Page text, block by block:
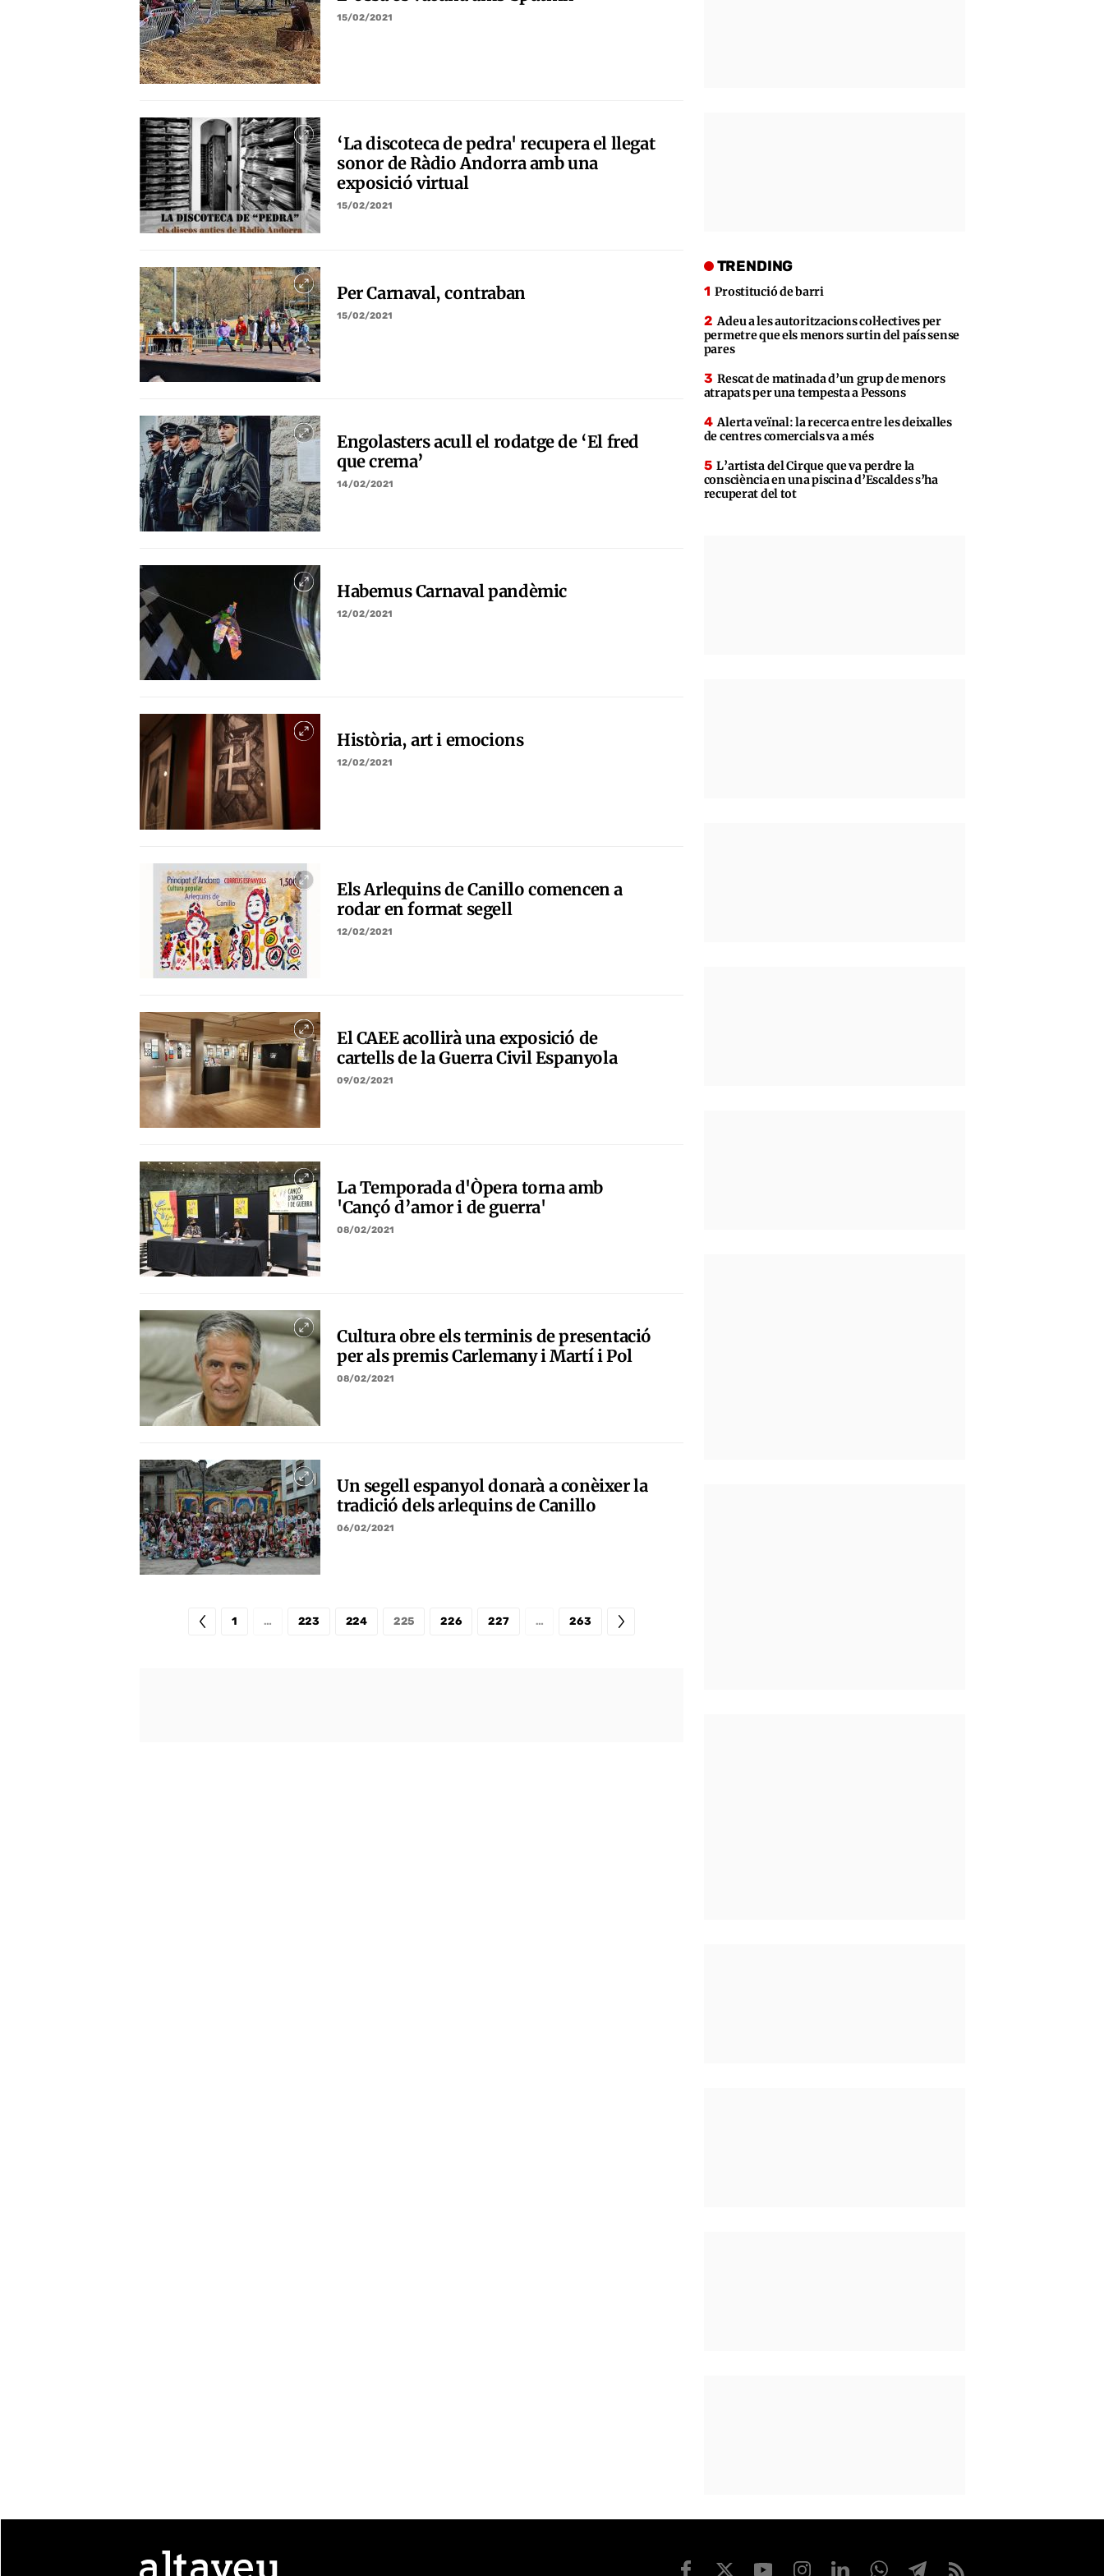
15/02/2021
‘La discoteca de pedra' recupera el llegat
sonor de Ràdio Andorra amb una
exposició virtual
15/02/2021
Per Carnaval, contraban
15/02/2021
Engolasters acull el rodatge de ‘El fred
que crema’
14/02/2021
Habemus Carnaval pandèmic
12/02/2021
Història, art i emocions
12/02/2021
Els Arlequins de Canillo comencen a
rodar en format segell
12/02/2021
El CAEE acollirà una exposició de
cartells de la Guerra Civil Espanyola
09/02/2021
La Temporada d'Òpera torna amb
'Cançó d’amor i de guerra'
08/02/2021
Cultura obre els terminis de presentació
per als premis Carlemany i Martí i Pol
08/02/2021
Un segell espanyol donarà a conèixer la
tradició dels arlequins de Canillo
06/02/2021
1 … 223 224 225 226 227 … 263
TRENDING
Prostitució de barri
Adeu a les autoritzacions col·lectives per
permetre que els menors surtin del país sense
pares
Rescat de matinada d’un grup de menors
atrapats per una tempesta a Pessons
Alerta veïnal: la recerca entre les deixalles
de centres comercials va a més
L’artista del Cirque que va perdre la
consciència en una piscina d’Escaldes s’ha
recuperat del tot